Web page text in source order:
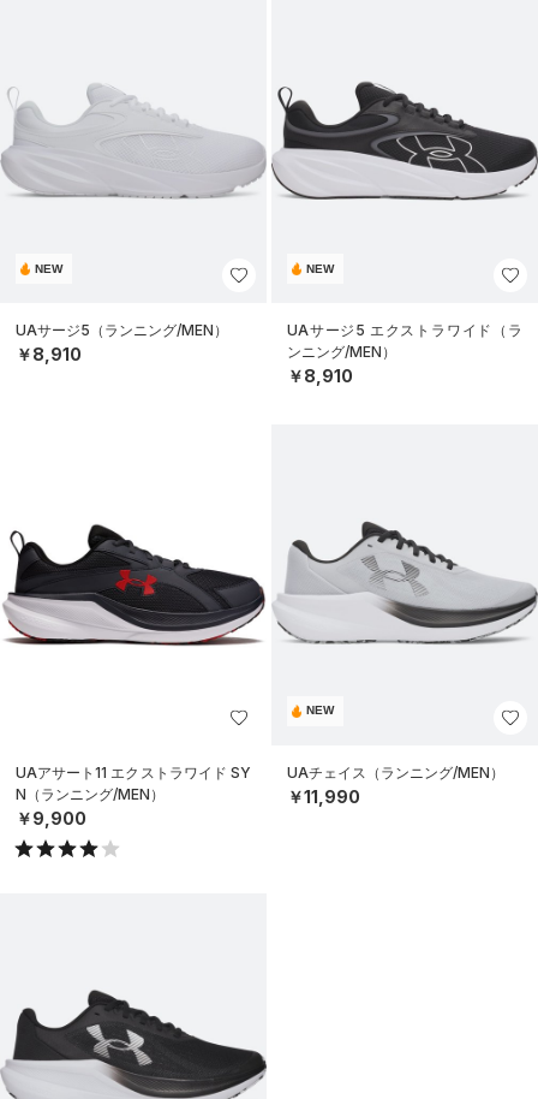
NEW
UAサージ5（ランニング/MEN）
￥8,910
NEW
UAサージ5 エクストラワイド（ラ
ンニング/MEN）
￥8,910
UAアサート11 エクストラワイド SY
N（ランニング/MEN）
￥9,900
NEW
UAチェイス（ランニング/MEN）
￥11,990